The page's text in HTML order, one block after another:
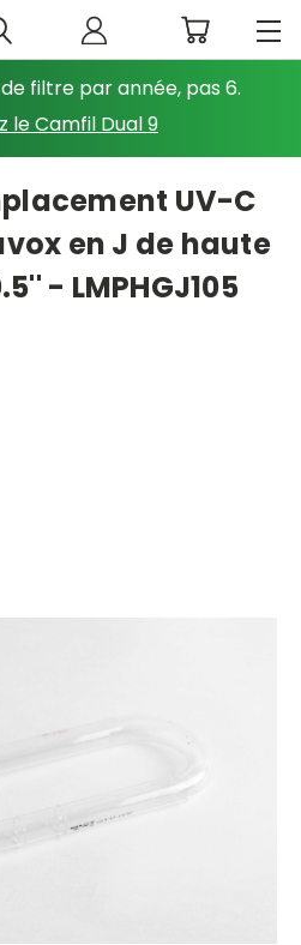
filtre par année, pas 6.
le Camfil Dual 9
UV-C
en J de haute
- LMPHGJ105